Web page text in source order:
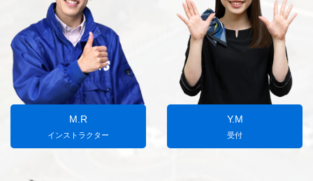
M.R
インストラクター
Y.M
受付